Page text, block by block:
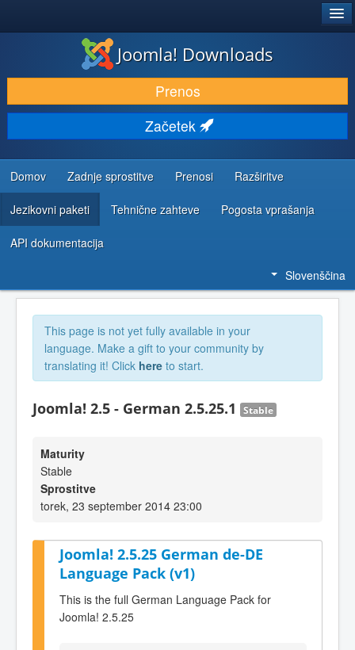
PRENESI IN RAZŠIRI
ODKRIJTE & IZVEJTE
SKUPNOST IN PODPORA
VIRI ZA RAZVIJALCE
Joomla! Downloads
Prenos
Začetek
Domov Zadnje sprostitve Prenosi Razširitve
Jezikovni paketi Tehnične zahteve Pogosta vprašanja
API dokumentacija
Slovenščina
This page is not yet fully available in your
language. Make a gift to your community by
translating it! Click here to start.
Joomla! 2.5 - German 2.5.25.1 Stable
Maturity
Stable
Sprostitve
torek, 23 september 2014 23:00
Joomla! 2.5.25 German de-DE
Language Pack (v1)
This is the full German Language Pack for
Joomla! 2.5.25